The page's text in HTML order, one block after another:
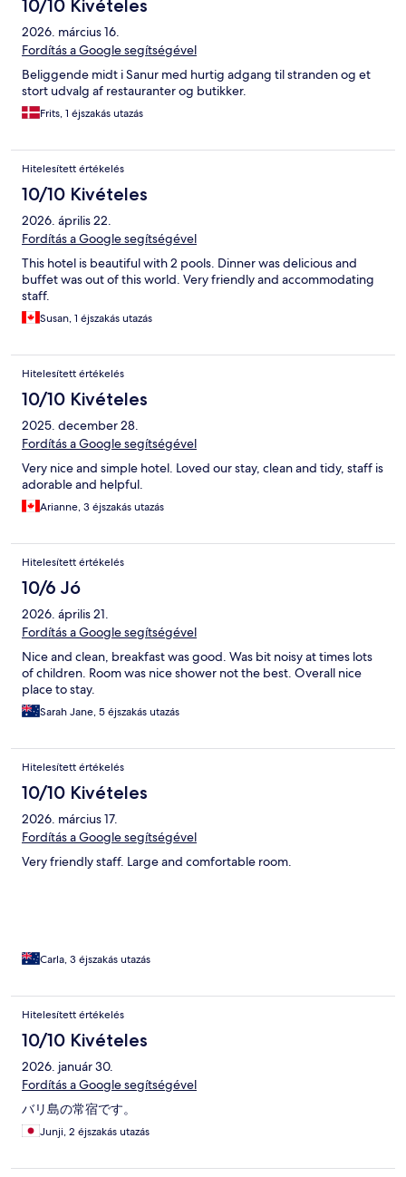
10/10 Kivételes
2026. március 16.
Fordítás a Google segítségével
Beliggende midt i Sanur med hurtig adgang til stranden og et
stort udvalg af restauranter og butikker.
Frits, 1 éjszakás utazás
Hitelesített értékelés
10/10 Kivételes
2026. április 22.
Fordítás a Google segítségével
This hotel is beautiful with 2 pools. Dinner was delicious and
buffet was out of this world. Very friendly and accommodating
staff.
Susan, 1 éjszakás utazás
Hitelesített értékelés
10/10 Kivételes
2025. december 28.
Fordítás a Google segítségével
Very nice and simple hotel. Loved our stay, clean and tidy, staff is
adorable and helpful.
Arianne, 3 éjszakás utazás
Hitelesített értékelés
10/6 Jó
2026. április 21.
Fordítás a Google segítségével
Nice and clean, breakfast was good. Was bit noisy at times lots
of children. Room was nice shower not the best. Overall nice
place to stay.
Sarah Jane, 5 éjszakás utazás
Hitelesített értékelés
10/10 Kivételes
2026. március 17.
Fordítás a Google segítségével
Very friendly staff. Large and comfortable room.
Carla, 3 éjszakás utazás
Hitelesített értékelés
10/10 Kivételes
2026. január 30.
Fordítás a Google segítségével
バリ島の常宿です。
Junji, 2 éjszakás utazás